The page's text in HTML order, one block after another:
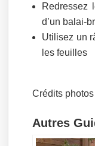
Redressez
d’un balai-
Utilisez un
les feuilles
Crédits photos
Autres